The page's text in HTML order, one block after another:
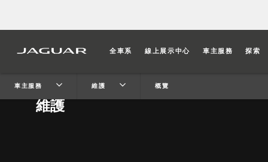
全車系 線上展示中心 車主服務 探索
車主服務 維護 概覽
維護